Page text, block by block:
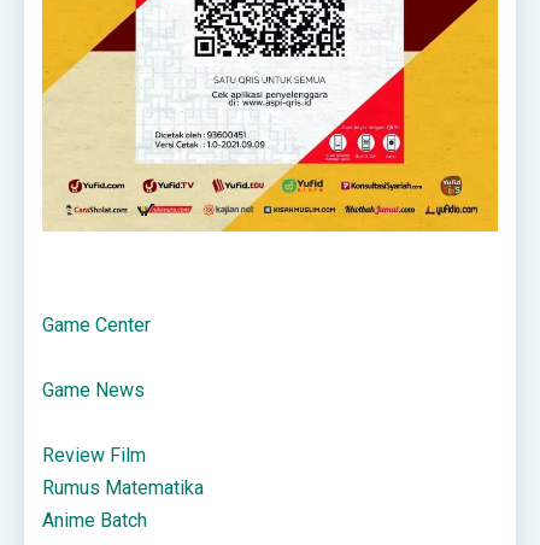
Game Center
Game News
Review Film
Rumus Matematika
Anime Batch